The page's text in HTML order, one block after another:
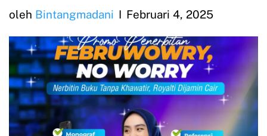
oleh Bintangmadani Februari 4, 2025